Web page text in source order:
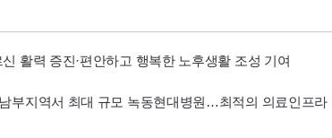
신 활력 증진·편안하고 행복한 노후생활 조성 기여
부지역서 최대 규모 녹동현대병원…최적의 의료인프라